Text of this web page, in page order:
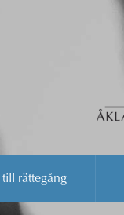
till rättegång